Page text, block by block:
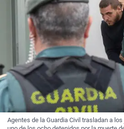
Agentes de la Guardia Civil trasladan a